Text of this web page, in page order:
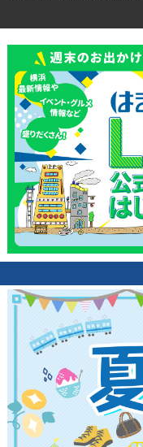
観光ガイド
ランキング
サイトについて